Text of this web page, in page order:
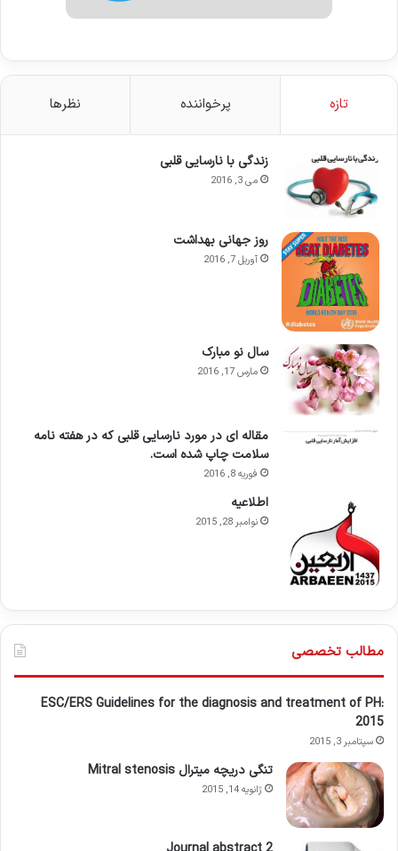
تازه پرخواننده نظرها
زندگی با نارسایی قلبی
می 3, 2016
روز جهانی بهداشت
آوریل 7, 2016
سال نو مبارک
مارس 17, 2016
مقاله ای در مورد نارسایی قلبی که در هفته نامه
سلامت چاپ شده است.
فوریه 8, 2016
اطلاعيه
نوامبر 28, 2015
مطالب تخصصی
ESC/ERS Guidelines for the diagnosis and treatment of PH:
2015
سپتامبر 3, 2015
تنگی دریچه میترال Mitral stenosis
ژانویه 14, 2015